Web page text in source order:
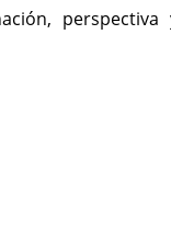
perspectiva